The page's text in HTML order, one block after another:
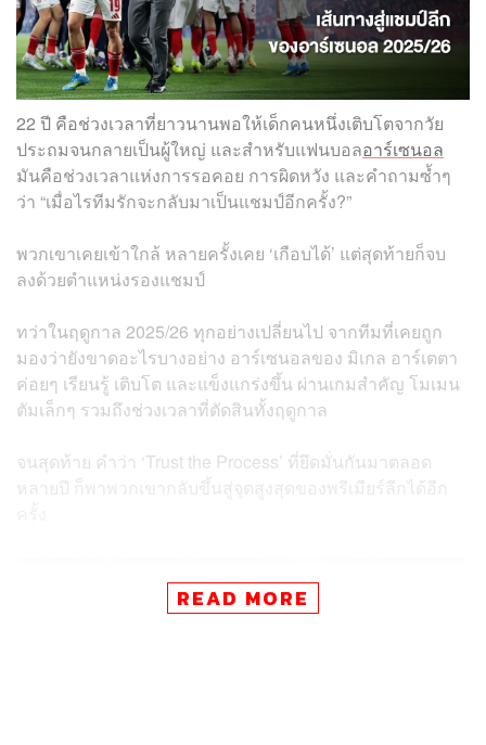
22 ปี คือช่วงเวลาที่ยาวนานพอให้เด็กคนหนึ่งเติบโตจากวัย
ประถมจนกลายเป็นผู้ใหญ่ และสำหรับแฟนบอลอาร์เซนอล
มันคือช่วงเวลาแห่งการรอคอย การผิดหวัง และคำถามซ้ำๆ
ว่า “เมื่อไรทีมรักจะกลับมาเป็นแชมป์อีกครั้ง?”
พวกเขาเคยเข้าใกล้ หลายครั้งเคย ‘เกือบได้’ แต่สุดท้ายก็จบ
ลงด้วยตำแหน่งรองแชมป์
ทว่าในฤดูกาล 2025/26 ทุกอย่างเปลี่ยนไป จากทีมที่เคยถูก
มองว่ายังขาดอะไรบางอย่าง อาร์เซนอลของ มิเกล อาร์เตตา
ค่อยๆ เรียนรู้ เติบโต และแข็งแกร่งขึ้น ผ่านเกมสำคัญ โมเมน
ตัมเล็กๆ รวมถึงช่วงเวลาที่ตัดสินทั้งฤดูกาล
จนสุดท้าย คำว่า ‘Trust the Process’ ที่ยึดมั่นกันมาตลอด
หลายปี ก็พาพวกเขากลับขึ้นสู่จุดสูงสุดของพรีเมียร์ลีกได้อีก
READ MORE